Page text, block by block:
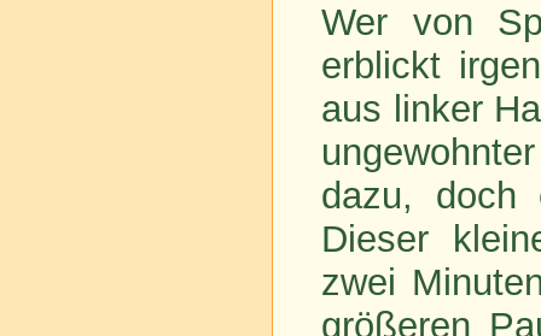
Wer von
erblickt
aus linker
dazu, doch
Dieser
zwei
größeren